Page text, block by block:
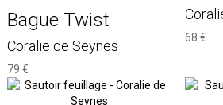
Bague Twist
Coralie de Seynes
79 €
68 €